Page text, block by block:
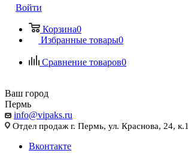
Войти
Корзина0
Избранные товары0
Сравнение товаров0
Ваш город
Пермь
info@vipaks.ru
Отдел продаж г. Пермь, ул. Краснова, 24, к.1
Вконтакте